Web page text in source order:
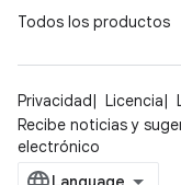
Todos los productos
Privacidad Licencia
Recibe noticias y
electrónico